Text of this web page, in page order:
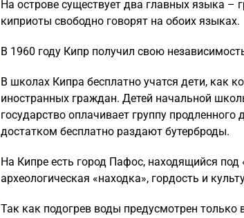
На острове существует два главных языка –
киприоты свободно говорят на обоих языках.
В 1960 году Кипр получил свою
В школах Кипра бесплатно учатся дети, как
иностранных граждан. Детей начальной
государство оплачивает группу
достатком бесплатно раздают бутерброды.
На Кипре есть город Пафос, находящийся
археологическая «находка», гордость и
Так как подогрев воды предусмотрен